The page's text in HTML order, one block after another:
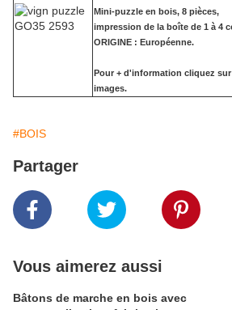
Mini-puzzle en bois, 8 pièces,
impression de la boîte de 1 à 4
ORIGINE : Européenne.
Pour + d'information cliquez
images.
#BOIS
Partager
Vous aimerez aussi
Bâtons de marche en bois avec